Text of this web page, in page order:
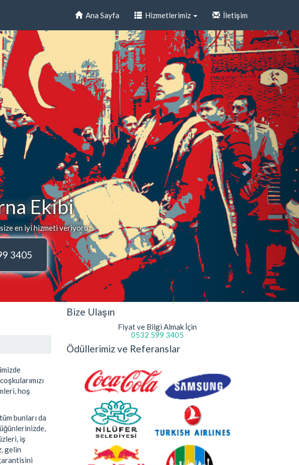
Ana Sayfa Hizmetlerimiz İletişim
Ekibi
en iyi hizmeti veriyoruz.
3405
hoş
bunları da
iş
gelin
Bize Ulaşın
Fiyat ve Bilgi Almak İçin
0532 599 3405
Ödüllerimiz ve Referanslar